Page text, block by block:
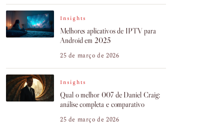
Insights
Melhores aplicativos de IPTV para
Android em 2025
25 de março de 2026
Insights
Qual o melhor 007 de Daniel Craig:
análise completa e comparativo
25 de março de 2026